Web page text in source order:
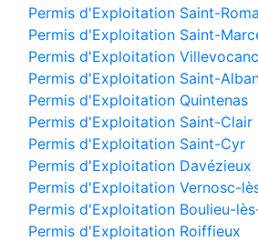
Permis d'Exploitation Saint-
Permis d'Exploitation Saint-
Permis d'Exploitation
Permis d'Exploitation Saint-
Permis d'Exploitation Quintenas
Permis d'Exploitation Saint-Clair
Permis d'Exploitation Saint-Cyr
Permis d'Exploitation Davézieux
Permis d'Exploitation Vernosc-
Permis d'Exploitation Boulieu-
Permis d'Exploitation Roiffieux